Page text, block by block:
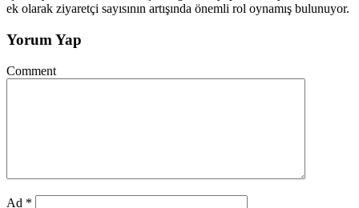
ek olarak ziyaretçi sayısının artışında önemli rol oynamış bulunuyor.
Yorum Yap
Comment
Ad *